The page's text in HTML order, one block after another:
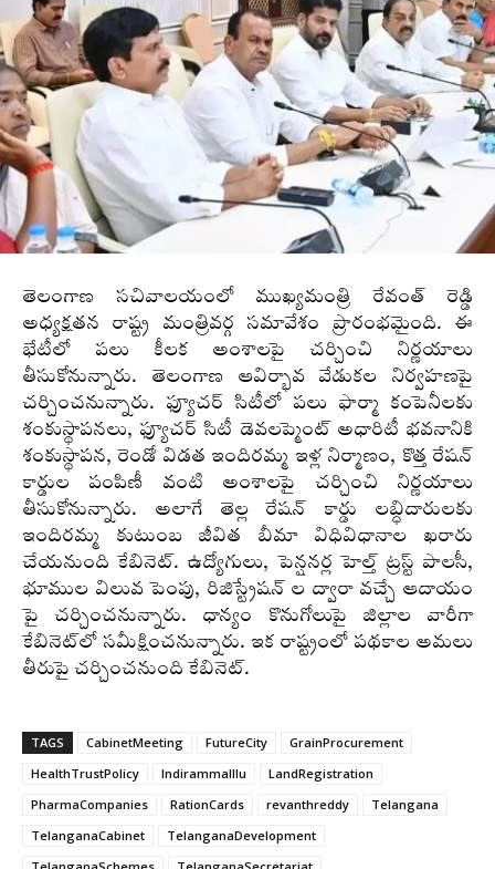
తెలంగాణ సచివాలయంలో ముఖ్యమంత్రి రేవంత్ రెడ్డి
అధ్యక్షతన రాష్ట్ర మంత్రివర్గ సమావేశం ప్రారంభమైంది. ఈ
భేటీలో పలు కీలక అంశాలపై చర్చించి నిర్ణయాలు
తీసుకోనున్నారు. తెలంగాణ ఆవిర్భావ వేడుకల నిర్వహణపై
చర్చించనున్నారు. ఫ్యూచర్ సిటీలో పలు ఫార్మా కంపెనీలకు
శంకుస్థాపనలు, ఫ్యూచర్ సిటీ డెవలప్మెంట్ అధారిటీ భవనానికి
శంకుస్థాపన, రెండో విడత ఇందిరమ్మ ఇళ్ల నిర్మాణం, కొత్త రేషన్
కార్డుల పంపిణీ వంటి అంశాలపై చర్చించి నిర్ణయాలు
తీసుకోనున్నారు. అలాగే తెల్ల రేషన్ కార్డు లబ్ధిదారులకు
ఇందిరమ్మ కుటుంబ జీవిత బీమా విధివిధానాల ఖరారు
చేయనుంది కేబినెట్‌. ఉద్యోగులు, పెన్షనర్ల హెల్త్ ట్రస్ట్ పాలసీ,
భూముల విలువ పెంపు, రిజిస్ట్రేషన్ ల ద్వారా వచ్చే ఆదాయం
పై చర్చించనున్నారు. ధాన్యం కొనుగోలుపై జిల్లాల వారీగా
కేబినెట్‌లో సమీక్షించనున్నారు. ఇక రాష్ట్రంలో పథకాల అమలు
తీరుపై చర్చించనుంది కేబినెట్‌.
TAGS CabinetMeeting FutureCity
GrainProcurement
HealthTrustPolicy
IndirammaIllu
LandRegistration
PharmaCompanies
RationCards revanthreddy
Telangana
TelanganaCabinet
TelanganaDevelopment